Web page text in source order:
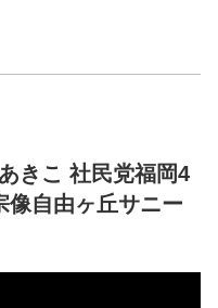
きこ 社民党福岡4
自由ヶ丘サニー